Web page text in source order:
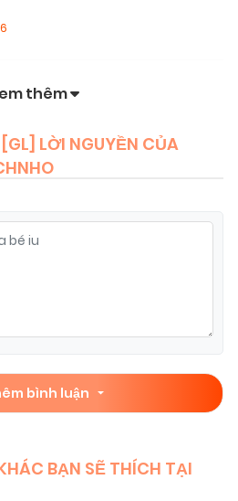
thêm
LỜI NGUYỀN CỦA
bình luận
BẠN SẼ THÍCH TẠI